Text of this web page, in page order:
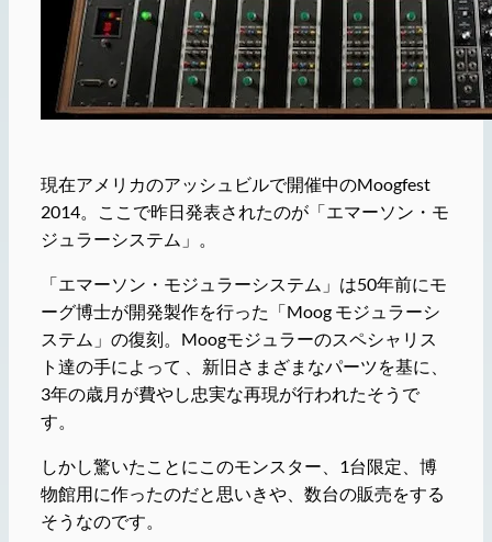
現在アメリカのアッシュビルで開催中のMoogfest
2014。ここで昨日発表されたのが「エマーソン・モ
ジュラーシステム」。
「エマーソン・モジュラーシステム」は50年前にモ
ーグ博士が開発製作を行った「Moog モジュラーシ
ステム」の復刻。Moogモジュラーのスペシャリス
ト達の手によって 、新旧さまざまなパーツを基に、
3年の歳月が費やし忠実な再現が行われたそうで
す。
しかし驚いたことにこのモンスター、1台限定、博
物館用に作ったのだと思いきや、数台の販売をする
そうなのです。